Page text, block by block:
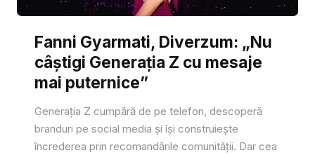
Fanni Gyarmati, Diverzum: „Nu
câștigi Generația Z cu mesaje
mai puternice”
Generația Z cumpără de pe telefon, descoperă
branduri pe social media și își construiește
încrederea prin recomandările comunității. Dar cea